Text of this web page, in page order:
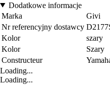
Dodatkowe informacje
Marka
Givi
Nr referencyjny dostawcy
Kolor
szary
Kolor
Szary
Constructeur
Loading...
Loading...